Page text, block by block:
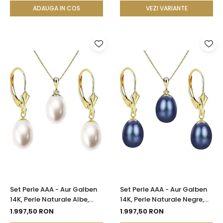
ADAUGA IN COS VEZI VARIANTE
Set Perle AAA - Aur Galben
14K, Perle Naturale Albe,
Formă Lacrimă, 8/5 mm|
1.997,50 RON
Set Perle AAA - Aur Galben
14K, Perle Naturale Negre,
Formă Lacrimă, 8/5 mm |
1.997,50 RON